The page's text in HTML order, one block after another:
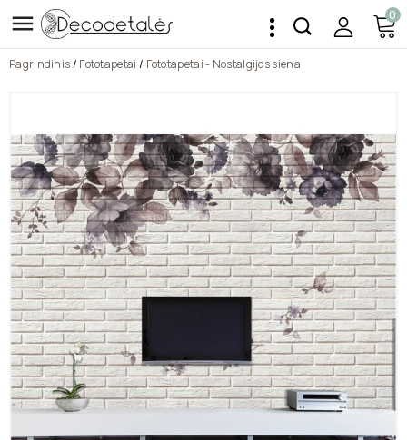
 0
Pagrindinis Fototapetai Fototapetai - Nostalgijos siena